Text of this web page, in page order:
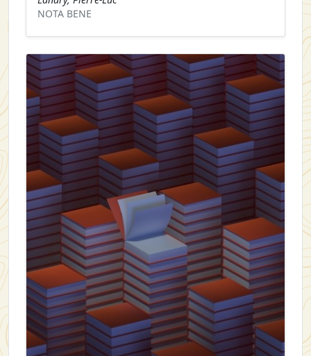
NOTA BENE